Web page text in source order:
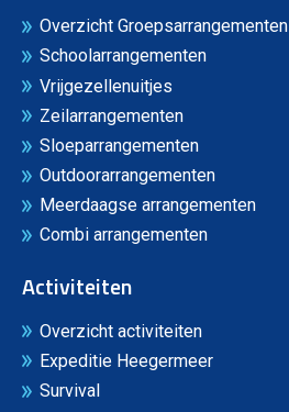
Overzicht Groepsarrangementen
Schoolarrangementen
Vrijgezellenuitjes
Zeilarrangementen
Sloeparrangementen
Outdoorarrangementen
Meerdaagse arrangementen
Combi arrangementen
Activiteiten
Overzicht activiteiten
Expeditie Heegermeer
Survival